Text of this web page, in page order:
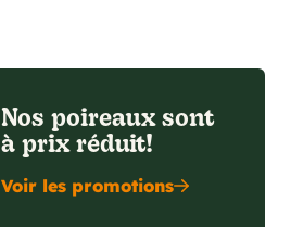
Nos poireaux sont
à prix réduit!
Voir les promotions